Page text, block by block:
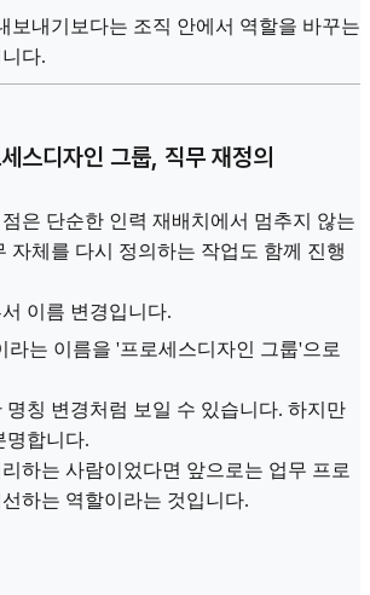
보내기보다는 조직 안에서 역할을 바꾸는
다.
스디자인 그룹, 직무 재정의
은 단순한 인력 재배치에서 멈추지 않는
자체를 다시 정의하는 작업도 함께 진행
이름 변경입니다.
라는 이름을 '프로세스디자인 그룹'으로
명칭 변경처럼 보일 수 있습니다. 하지만
명합니다.
하는 사람이었다면 앞으로는 업무 프로
하는 역할이라는 것입니다.